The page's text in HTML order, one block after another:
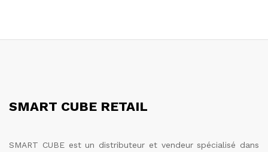
SMART CUBE RETAIL
SMART CUBE est un distributeur et vendeur spécialisé dans